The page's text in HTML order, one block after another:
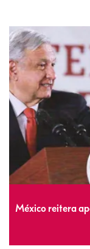
México reitera